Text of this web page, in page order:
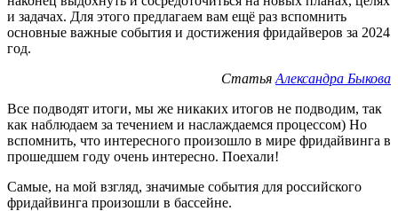
и задачах. Для этого предлагаем вам ещё раз вспомнить
основные важные события и достижения фридайверов за 2024
год.
Статья Александра Быкова
Все подводят итоги, мы же никаких итогов не подводим, так
как наблюдаем за течением и наслаждаемся процессом) Но
вспомнить, что интересного произошло в мире фридайвинга в
прошедшем году очень интересно. Поехали!
Самые, на мой взгляд, значимые события для российского
фридайвинга произошли в бассейне.